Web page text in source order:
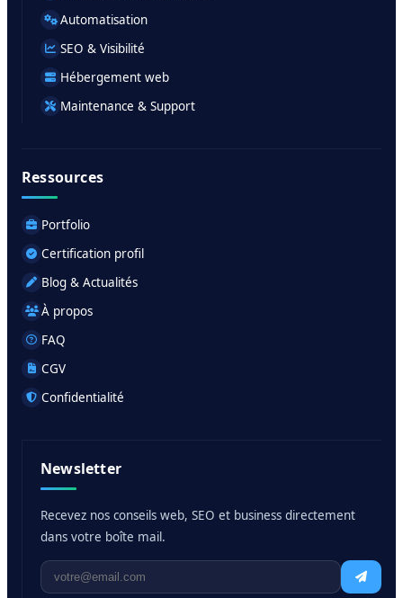
Automatisation
SEO & Visibilité
Hébergement web
Maintenance & Support
Ressources
Portfolio
Certification profil
Blog & Actualités
À propos
FAQ
CGV
Confidentialité
Newsletter
Recevez nos conseils web, SEO et business directement
dans votre boîte mail.